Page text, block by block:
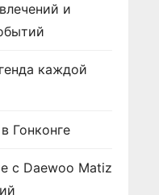
и
каждой
Гонконге
с Daewoo Matiz